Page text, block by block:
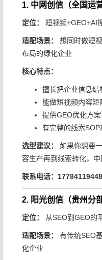
1. 中网创信（全国运
定位： 短视频+GEO+AI
适配场景：
想同时做短
布局的绿化企业
核心特点：
擅长把企业信息结
能做短视频内容矩
提供GEO优化方
有完整的线索
选型建议：
如果你想要
容生产再到线索转化，中
联系电话：17784119448
2. 阳光创信（贵州分部
定位： 从SEO到GEO的
适配场景：
有传统SEO
化企业